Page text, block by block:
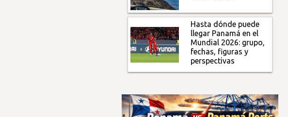
Hasta dónde puede
llegar Panamá en el
Mundial 2026: grupo,
fechas, figuras y
perspectivas